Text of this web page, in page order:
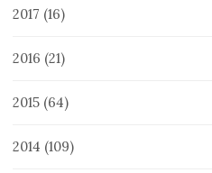
2017 (16)
2016 (21)
2015 (64)
2014 (109)